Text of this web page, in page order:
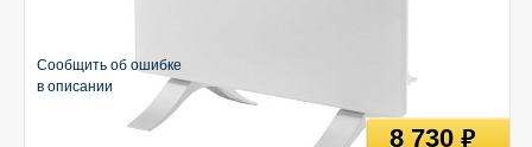
Сообщить об ошибке
в описании
8 730руб